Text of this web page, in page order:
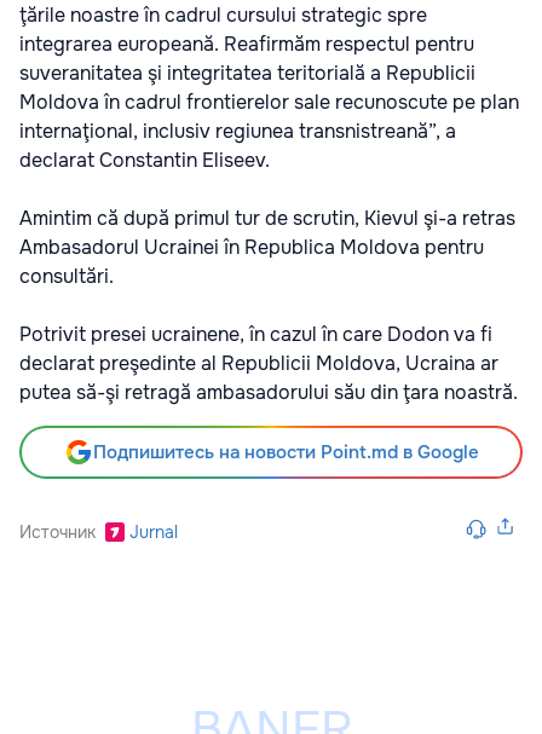
ţările noastre în cadrul cursului strategic spre
integrarea europeană. Reafirmăm respectul pentru
suveranitatea şi integritatea teritorială a Republicii
Moldova în cadrul frontierelor sale recunoscute pe plan
internaţional, inclusiv regiunea transnistreană”, a
declarat Constantin Eliseev.
Amintim că după primul tur de scrutin, Kievul şi-a retras
Ambasadorul Ucrainei în Republica Moldova pentru
consultări.
Potrivit presei ucrainene, în cazul în care Dodon va fi
declarat preşedinte al Republicii Moldova, Ucraina ar
putea să-şi retragă ambasadorului său din ţara noastră.
Подпишитесь на новости Point.md в Google
Источник Jurnal